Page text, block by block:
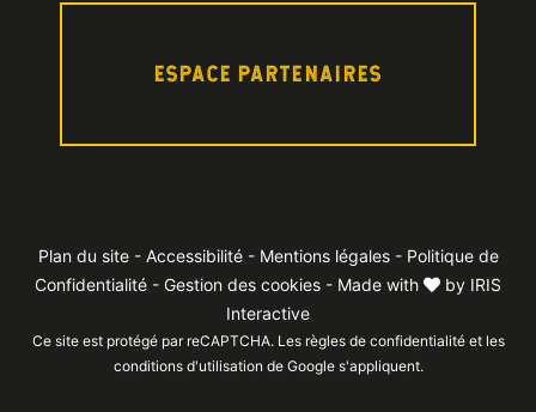
ESPACE PARTENAIRES
Plan du site- Accessibilité- Mentions légales- Politique de
Confidentialité - Gestion des cookies - Made with by IRIS
Interactive
Ce site est protégé par reCAPTCHA. Les règles de confidentialitéet les
conditions d'utilisation de Google s'appliquent.